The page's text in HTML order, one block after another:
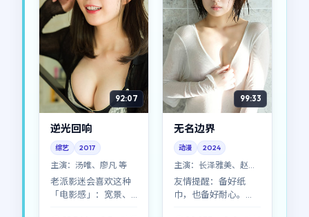
92:07
逆光回响
综艺 2017
主演： 汤唯、廖凡 等
老派影迷会喜欢这种
「电影感」：宽景、
99:33
无名边界
动漫 2024
主演： 长泽雅美、赵涛
等
友情提醒：备好纸
巾，也备好耐心。